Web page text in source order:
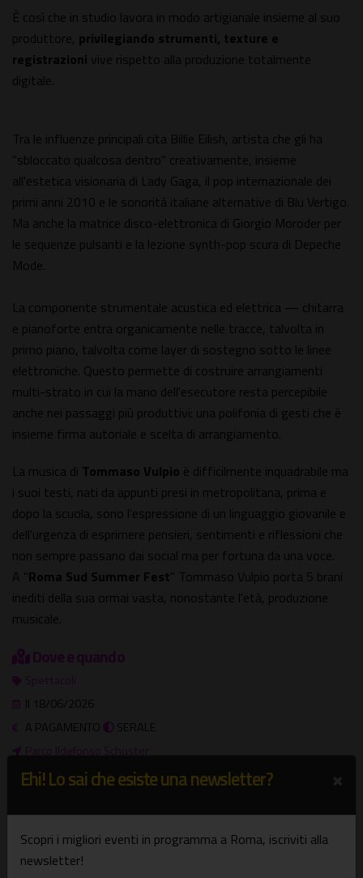
È così che in studio lavora in modo artigianale insieme al suo
produttore, privilegiando strumenti, texture e
registrazioni vive rispetto alla produzione totalmente
digitale.
Tra le influenze principali cita Billie Eilish, artista che gli ha
"sbloccato qualcosa dentro" creativamente, insieme
all'estetica visionaria di Lady Gaga, il pop internazionale dei
primi anni 2010 e le sonorità italiane alternative di Blu Vertigo.
Ma anche la matrice disco-elettronica di Giorgio Moroder per
le sequenze pulsanti e la lezione synth-pop scura di Depeche
Mode.
La componente strumentale acustica ed elettrica — chitarra
e pianoforte entra organicamente nelle tracce, talvolta in
primo piano, talvolta come layer di sostegno sotto le linee
elettroniche. Questo permette di costruire arrangiamenti
multi-strato in cui la mano dell'esecutore resta percepibile
anche nei passaggi più produttivi: una polifonia di gesti che è
insieme firma autoriale e scelta di arrangiamento.
La musica di Tommaso Vulpio è difficilmente inquadrabile ma
i suoi testi, nati da appunti presi in metropolitana, prima e
dopo la scuola, sono l'espressione di un linguaggio giovanile e
dell'urgenza di esprimere pensieri, sentimenti e riflessioni che
non sempre passano dai social ma per fortuna da una voce.
A "Roma Sud Summer Fest" Tommaso Vulpio porta 5 brani
inediti della sua ormai vasta, nonostante l'età, produzione
musicale.
Dove e quando
Spettacoli
Il 18/06/2026
A PAGAMENTO
SERALE
Parco Ildefonso Schuster
Parco Schuster - Roma
+
−
Ehi! Lo sai che esiste una newsletter?
Scopri i migliori eventi in programma a Roma, iscriviti alla
newsletter!